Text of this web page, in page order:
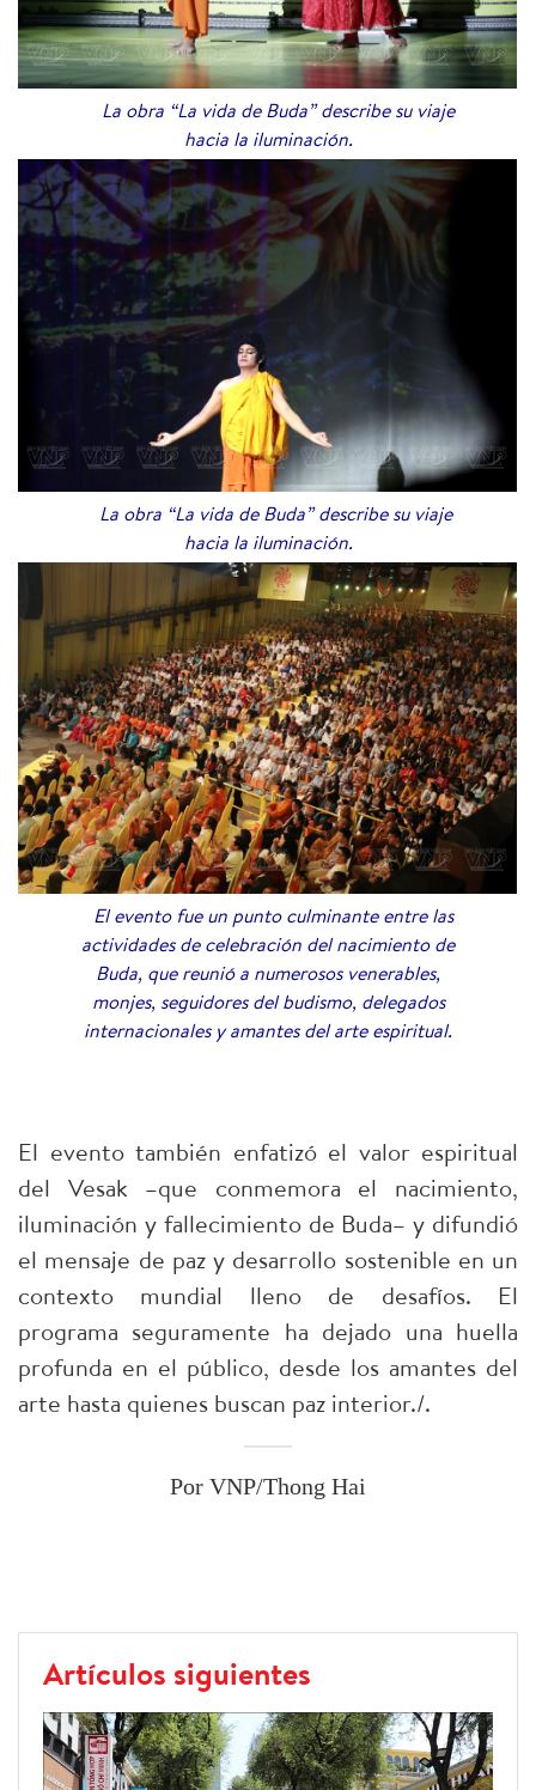
La obra “La vida de Buda” describe su viaje
hacia la iluminación.
La obra “La vida de Buda” describe su viaje
hacia la iluminación.
El evento fue un punto culminante entre las
actividades de celebración del nacimiento de
Buda, que reunió a numerosos venerables,
monjes, seguidores del budismo, delegados
internacionales y amantes del arte espiritual.
El evento también enfatizó el valor espiritual
del Vesak –que conmemora el nacimiento,
iluminación y fallecimiento de Buda– y difundió
el mensaje de paz y desarrollo sostenible en un
contexto mundial lleno de desafíos. El
programa seguramente ha dejado una huella
profunda en el público, desde los amantes del
arte hasta quienes buscan paz interior./.
Por VNP/Thong Hai
Artículos siguientes